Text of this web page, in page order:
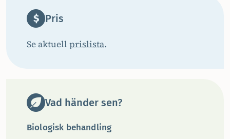
Pris
Se aktuell prislista.
Vad händer sen?
Biologisk behandling